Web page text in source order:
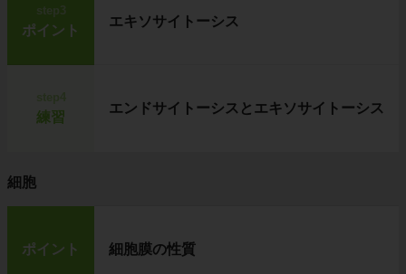
step3
ポイント
エキソサイトーシス
練習
エンドサイトーシスとエキソサイトーシス
細胞
ポイント 細胞膜の性質